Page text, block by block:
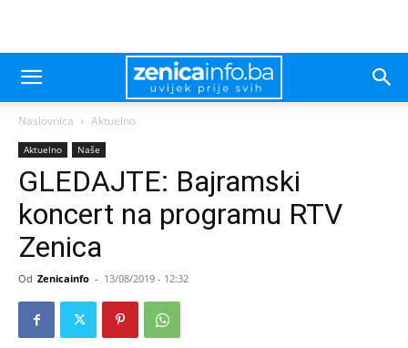
Naslovnica Aktuelno
Aktuelno Naše
GLEDAJTE: Bajramski
koncert na programu RTV
Zenica
Od Zenicainfo - 13/08/2019 - 12:32